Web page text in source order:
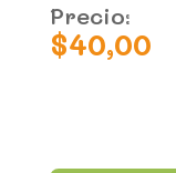
Precio:
$40,00